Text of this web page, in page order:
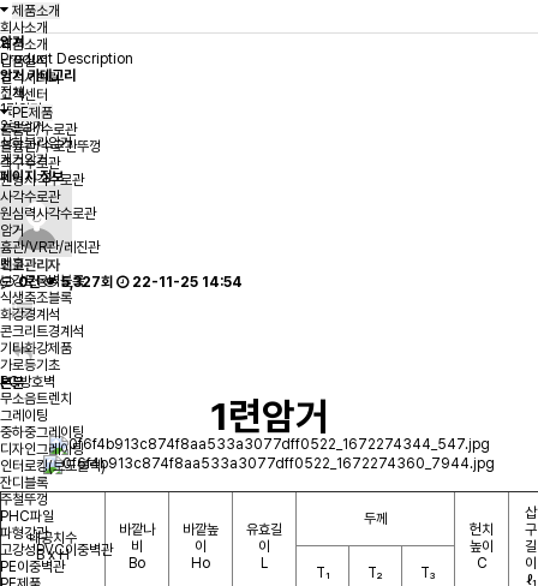
제품소개
회사소개
제품소개
납품실적
견적서의뢰
고객센터
PE제품
플륨관/수로관
플륨관/수로관뚜껑
측구수로관
원형사각수로관
사각수로관
원심력사각수로관
암거
흄관/VR관/레진관
맨홀
보강토옹벽블록
식생축조블록
화강경계석
콘크리트경계석
기타화강제품
가로등기초
PC방호벽
무소음트렌치
그레이팅
중하중그레이팅
디자인그레이팅
인터로킹(보도블럭)
잔디블록
주철뚜껑
PHC파일
파형강관
고강성PVC이중벽관
PE이중벽관
암거
Product Description
암거 카테고리
전체
1련암거
2련암거
상하분리암거
개거암거
페이지 정보
최고관리자
0건
5,327회 22-11-25 14:54
본문
1련암거
내공치수
B x H
바깥나
비
Bo
바깥높
이
Ho
유효길
이
L
두께
헌치
높이
C
삽
구
길
이
ℓ₁
T₁ T₂ T₃